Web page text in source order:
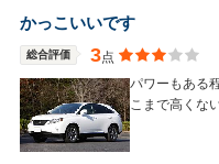
かっこいいです
総合評価 3点
パワーもある
こまで高くな